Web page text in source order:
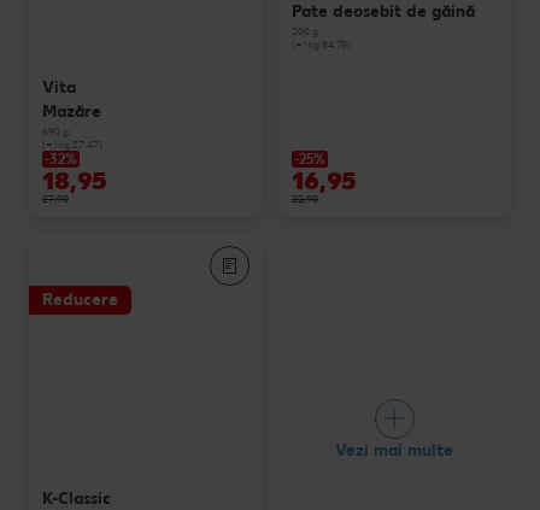
Vita
Mazăre
690 g
(=1 kg 27.47)
-32%
18,95
27,90
Pate deosebit de găină
200 g
(=1 kg 84.75)
-25%
16,95
22,90
Reducere
K-Classic
Vezi mai multe